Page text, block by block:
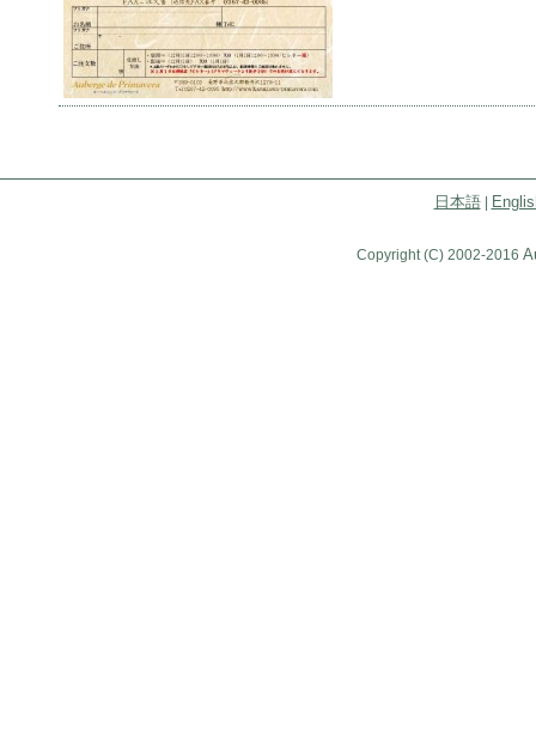
日本語|
Copyright (C) 2002-2016